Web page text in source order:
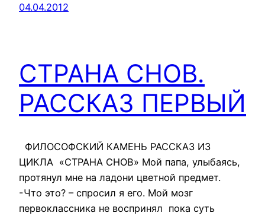
04.04.2012
СТРАНА СНОВ.
РАССКАЗ ПЕРВЫЙ
ФИЛОСОФСКИЙ КАМЕНЬ РАССКАЗ ИЗ
ЦИКЛА «СТРАНА СНОВ» Мой папа, улыбаясь,
протянул мне на ладони цветной предмет.
-Что это? – спросил я его. Мой мозг
первоклассника не воспринял пока суть